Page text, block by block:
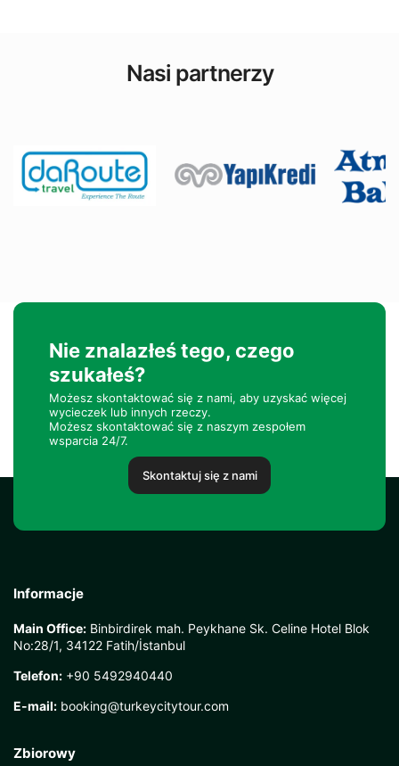
Nasi partnerzy
Nie znalazłeś tego, czego
szukałeś?
Możesz skontaktować się z nami, aby uzyskać więcej
wycieczek lub innych rzeczy.
Możesz skontaktować się z naszym zespołem
wsparcia 24/7.
Skontaktuj się z nami
Informacje
Main Office: Binbirdirek mah. Peykhane Sk. Celine Hotel Blok
No:28/1, 34122 Fatih/İstanbul
Telefon: +90 5492940440
E-mail: booking@turkeycitytour.com
Zbiorowy